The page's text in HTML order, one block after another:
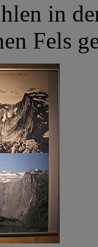
in
Fels